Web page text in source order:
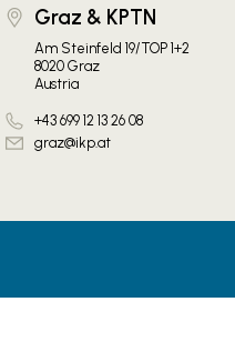
Graz & KPTN
Am Steinfeld 19/TOP 1+2
8020 Graz
Austria
+43 699 12 13 26 08
graz@ikp.at